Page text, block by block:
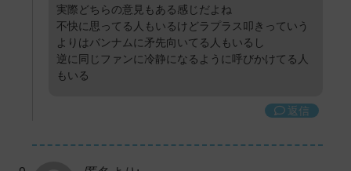
実際どちらの意見もある感じだよね
不快に思ってる人もいるけどラプラス叩きっていう
よりはバンナムに矛先向いてる人もいるし
逆に同じファンに冷静になるように呼びかけてる人
もいる
返信